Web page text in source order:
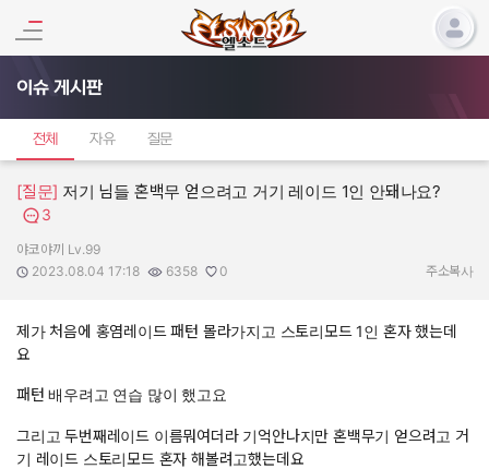
이슈 게시판
전체 자유 질문
[질문] 저기 님들 혼백무 얻으려고 거기 레이드 1인 안돼나요?
3
작성자:
야코야끼 Lv.99
작성일:
2023.08.04 17:18
조회수:
6358
추천수:
0 주소복사
제가 처음에 홍염레이드 패턴 몰라가지고 스토리모드 1인 혼자 했는데
요
패턴 배우려고 연습 많이 했고요
그리고 두번째레이드 이름뭐여더라 기억안나지만 혼백무기 얻으려고 거
기 레이드 스토리모드 혼자 해볼려고했는데요